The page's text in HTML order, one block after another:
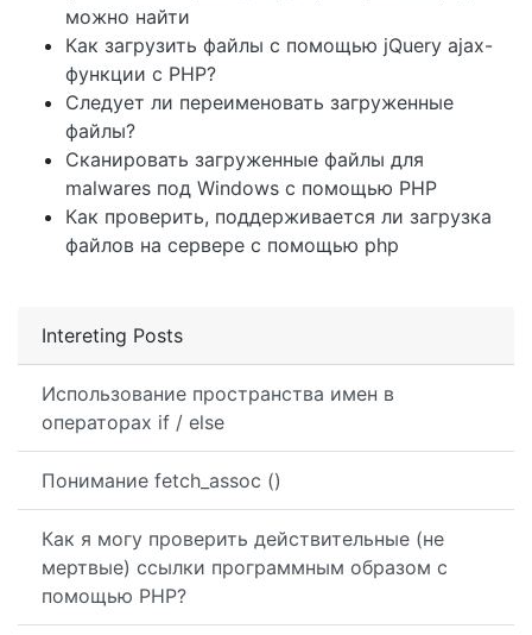
Intereting Posts
Использование пространства имен в
операторах if / else
Понимание fetch_assoc ()
Как я могу проверить действительные (не
мертвые) ссылки программным образом с
помощью PHP?
можно найти
Как загрузить файлы с помощью jQuery ajax-
функции с PHP?
Следует ли переименовать загруженные
файлы?
Сканировать загруженные файлы для
malwares под Windows с помощью PHP
Как проверить, поддерживается ли загрузка
файлов на сервере с помощью php